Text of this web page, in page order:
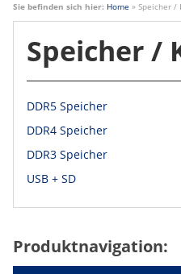
Sie befinden sich hier: Home » Speicher /
Speicher /
DDR5 Speicher
DDR4 Speicher
DDR3 Speicher
USB + SD
Produktnavigation: